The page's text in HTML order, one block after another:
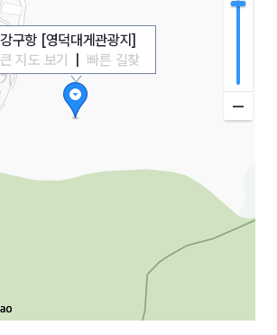
강구항 [영덕대게관광지]
큰 지도 보기
빠른 길찾
기